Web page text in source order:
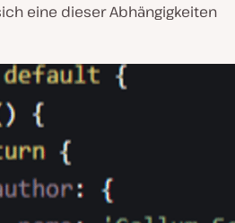
eine dieser Abhängigkeiten